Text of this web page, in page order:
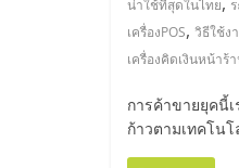
รน
ไชส์,
น่าใช้ที่สุดในไทย
เครื่องPOS, วิธีใช้ง
เครื่องคิดเงินหน้าร้
การค้าขายยุคนี้
ก้าวตามเทคโน